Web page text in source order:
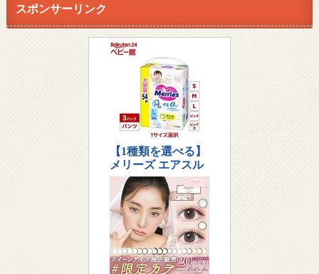
スポンサーリンク